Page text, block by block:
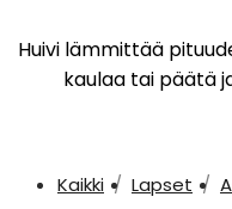
Huivi lämmittää
kaulaa tai päätä
Kaikki Lapset